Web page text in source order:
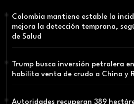
Colombia mantiene estable la
mejora la detección temprana,
de Salud
Trump busca inversión petrolera
habilita venta de crudo a China y
Autoridades recuperan 389